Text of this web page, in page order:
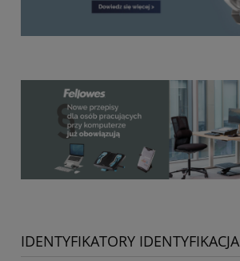
IDENTYFIKATORY IDENTYFIKACJA